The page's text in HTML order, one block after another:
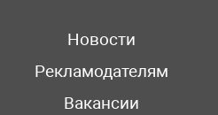
Новости
Рекламодателям
Вакансии